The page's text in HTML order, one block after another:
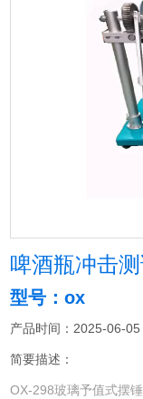
啤酒瓶冲击
型号：ox
产品时间：2025-06-05
简要描述：
OX-298玻璃予值式摆